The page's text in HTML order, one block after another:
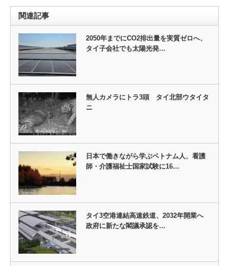
関連記事
2050年までにCO2排出量を実質ゼロへ、
タイ子会社でも太陽光発…
無人カメラにトラ3頭 タイ北部ウタイタ
ニ
日本で働きながら学ぶベトナム人、看護
師・介護福祉士国家試験に16…
タイ3空港連結高速鉄道、2032年開業へ
政府に新たな閣議承認を…